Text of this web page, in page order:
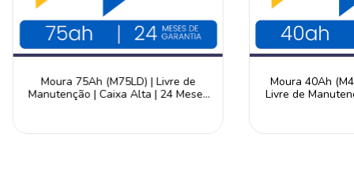
Moura 75Ah (M75LD) | Livre de
Manutenção | Caixa Alta | 24 Meses
Moura 40Ah
Livre de